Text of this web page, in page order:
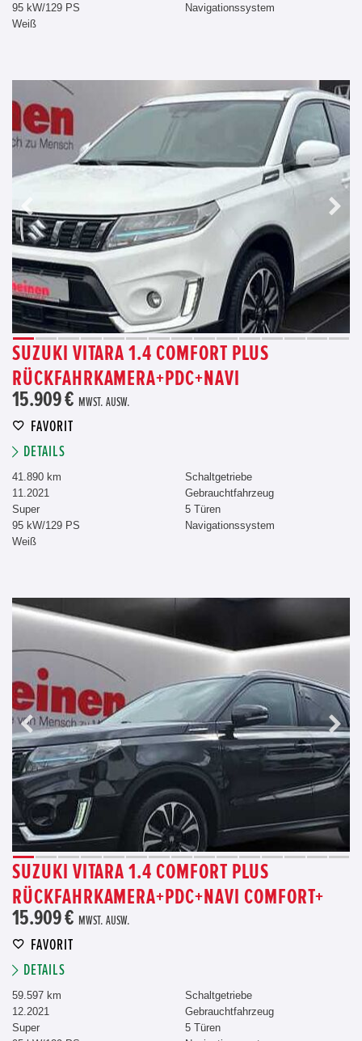
95 kW/129 PS
Weiß
Navigationssystem
SUZUKI VITARA 1.4 COMFORT PLUS
RÜCKFAHRKAMERA+PDC+NAVI
15.909 € MWST. AUSW.
FAVORIT
DETAILS
41.890 km
11.2021
Super
95 kW/129 PS
Weiß
Schaltgetriebe
Gebrauchtfahrzeug
5 Türen
Navigationssystem
SUZUKI VITARA 1.4 COMFORT PLUS
RÜCKFAHRKAMERA+PDC+NAVI COMFORT+
15.909 € MWST. AUSW.
FAVORIT
DETAILS
59.597 km
12.2021
Super
Schaltgetriebe
Gebrauchtfahrzeug
5 Türen